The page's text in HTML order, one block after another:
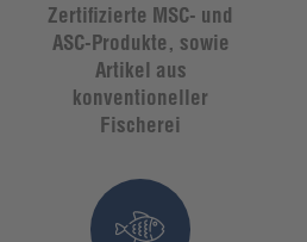
Zertifizierte MSC- und
ASC-Produkte, sowie
Artikel aus
konventioneller
Fischerei